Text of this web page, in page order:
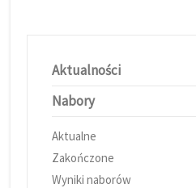
Aktualności
Nabory
Aktualne
Zakończone
Wyniki naborów